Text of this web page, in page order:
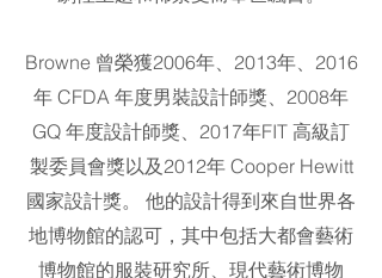
Browne 曾榮獲2006年、2013年、2016
年 CFDA 年度男裝設計師獎、2008年
GQ 年度設計師獎、2017年FIT 高級訂
製委員會獎以及2012年 Cooper Hewitt
國家設計獎。 他的設計得到來自世界各
地博物館的認可，其中包括大都會藝術
博物館的服裝研究所、現代藝術博物